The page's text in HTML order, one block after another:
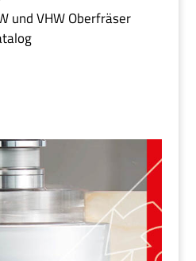
und VHW Oberfräser